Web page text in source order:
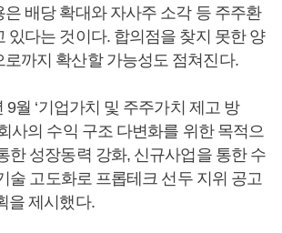
은 배당 확대와 자사주 소각 등 주주환
있다는 것이다. 합의점을 찾지 못한 양
로까지 확산할 가능성도 점쳐진다.
9월 ‘기업가치 및 주주가치 제고 방
사의 수익 구조 다변화를 위한 목적으
한 성장동력 강화, 신규사업을 통한 수
술 고도화로 프롭테크 선두 지위 공고
을 제시했다.